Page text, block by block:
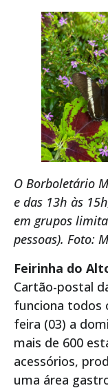
O Borboletário
e das 13h às
em grupos
pessoas). Foto:
Feirinha do
Cartão-postal
funciona todos
feira (03) a
mais de 600
acessórios,
uma área